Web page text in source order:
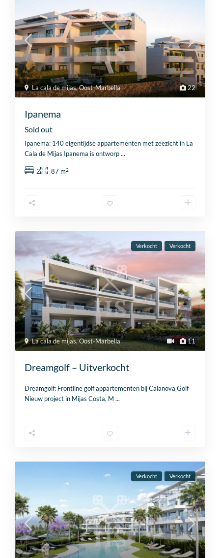
22
La cala de mijas,Oost-Marbella
Ipanema
Sold out
Ipanema: 140 eigentijdse appartementen met zeezicht in La
Cala de Mijas Ipanema is ontworp...
2 87 m2
11
La cala de mijas,Oost-Marbella
Verkocht Verkocht
Dreamgolf – Uitverkocht
Dreamgolf: Frontline golf appartementen bij Calanova Golf
Nieuw project in Mijas Costa, M...
Verkocht Verkocht